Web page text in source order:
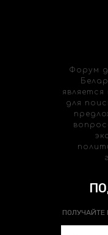
Форум
для
ПОЛУЧАЙТЕ